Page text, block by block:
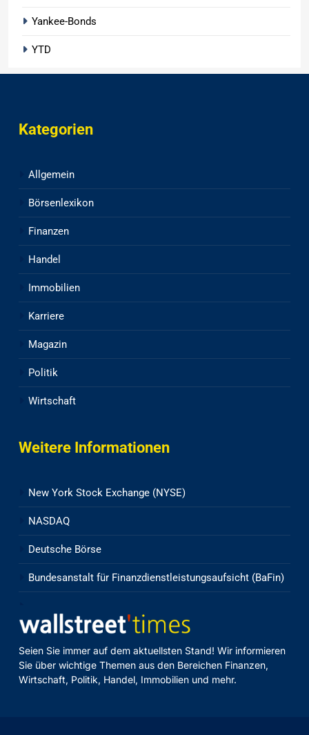
Yankee-Bonds
YTD
Kategorien
Allgemein
Börsenlexikon
Finanzen
Handel
Immobilien
Karriere
Magazin
Politik
Wirtschaft
Weitere Informationen
New York Stock Exchange (NYSE)
NASDAQ
Deutsche Börse
Bundesanstalt für Finanzdienstleistungsaufsicht (BaFin)
Seien Sie immer auf dem aktuellsten Stand! Wir informieren
Sie über wichtige Themen aus den Bereichen Finanzen,
Wirtschaft, Politik, Handel, Immobilien und mehr.